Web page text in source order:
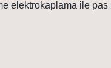
elektrokaplama ile pas